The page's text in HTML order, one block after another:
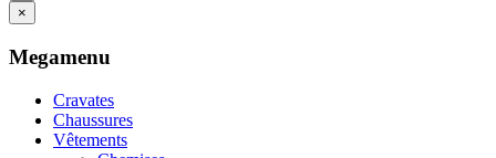
×
Megamenu
Cravates
Chaussures
Vêtements